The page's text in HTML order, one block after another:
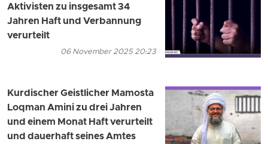
Aktivisten zu insgesamt 34
Jahren Haft und Verbannung
verurteilt
06 November 2025 20:23
Kurdischer Geistlicher Mamosta
Loqman Amini zu drei Jahren
und einem Monat Haft verurteilt
und dauerhaft seines Amtes